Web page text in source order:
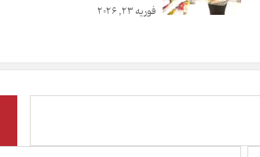
فوریه 23, 2026